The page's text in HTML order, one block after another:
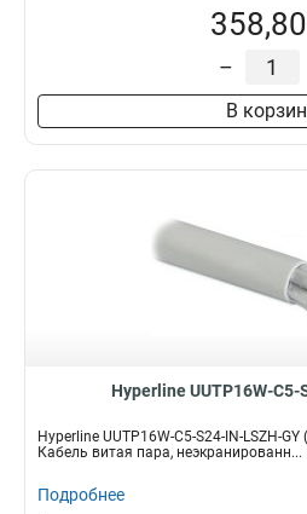
–
В
Hyperline UUTP16W-C5-
Hyperline UUTP16W-C5-S24-IN-LSZH-GY
Кабель витая пара, неэкранированн...
Подробнее